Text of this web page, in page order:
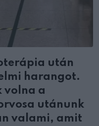
után
harangot.
volna a
utánunk
valami, amit